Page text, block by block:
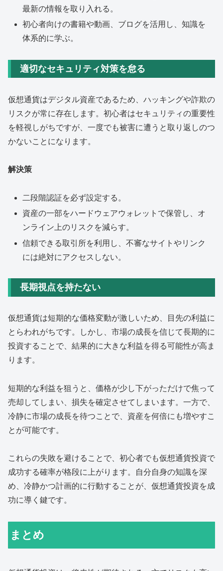
最新の情報を取り入れる。
初心者向けの書籍や動画、ブログを活用し、知識を
体系的に学ぶ。
適切なセキュリティ対策を怠る
仮想通貨はデジタル資産であるため、ハッキングや詐欺の
リスクが常に存在します。初心者はセキュリティの重要性
を軽視しがちですが、一度でも被害に遭うと取り返しのつ
かないことになります。
解決策
二段階認証を必ず設定する。
資産の一部をハードウェアウォレットで保管し、オ
ンライン上のリスクを減らす。
信頼できる取引所を利用し、不審なサイトやリンク
には絶対にアクセスしない。
長期視点を持たない
仮想通貨は短期的な価格変動が激しいため、目先の利益に
とらわれがちです。しかし、市場の成長を信じて長期的に
投資することで、結果的に大きな利益を得る可能性が高ま
ります。
短期的な利益を狙うと、価格が少し下がっただけで焦って
売却してしまい、損失を確定させてしまいます。一方で、
冷静に市場の成長を待つことで、資産を何倍にも増やすこ
とが可能です。
これらの失敗を避けることで、初心者でも仮想通貨投資で
成功する確率が格段に上がります。自分自身の知識を深
め、冷静かつ計画的に行動することが、仮想通貨投資を成
功に導く鍵です。
まとめ